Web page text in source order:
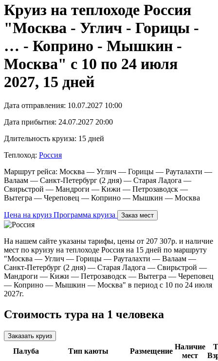
Круиз на теплоходе Россия
"Москва - Углич - Горицы -
… - Коприно - Мышкин -
Москва" с 10 по 24 июля
2027, 15 дней
Дата отправления: 10.07.2027 10:00
Дата прибытия: 24.07.2027 20:00
Длительность круиза: 15 дней
Теплоход: Россия
Маршрут рейса: Москва — Углич — Горицы — Рауталахти —
Валаам — Санкт-Петербург (2 дня) — Старая Ладога —
Свирьстрой — Мандроги — Кижи — Петрозаводск —
Вытегра — Череповец — Коприно — Мышкин — Москва
Цена на круиз Программа круиза Заказ мест
На нашем сайте указаны тарифы, цены от 207 307р. и наличие
мест по круизу на теплоходе Россия на 15 дней по маршруту
"Москва — Углич — Горицы — Рауталахти — Валаам —
Санкт-Петербург (2 дня) — Старая Ладога — Свирьстрой —
Мандроги — Кижи — Петрозаводск — Вытегра — Череповец
— Коприно — Мышкин — Москва" в период с 10 по 24 июля
2027г.
Стоимость тура на 1 человека
Заказать круиз
Палуба Тип каюты Размещение
Наличие
мест